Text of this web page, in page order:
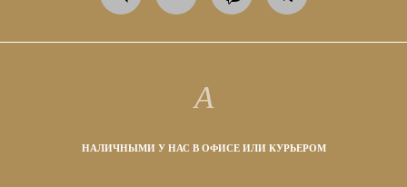
НАЛИЧНЫМИ У НАС В ОФИСЕ ИЛИ КУРЬЕРОМ